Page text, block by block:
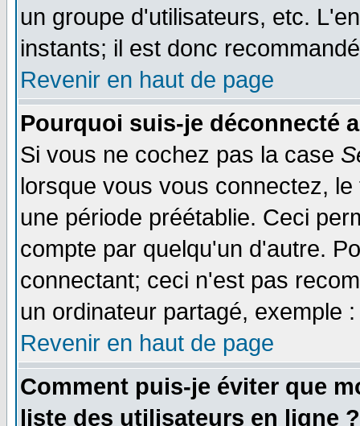
un groupe d'utilisateurs, etc.
instants; il est donc
Revenir en haut de page
Pourquoi suis-je déconnecté
Si vous ne cochez pas la case
lorsque vous vous connectez,
une période préétablie. Ceci
compte par quelqu'un d'autre.
connectant; ceci n'est pas
un ordinateur partagé, exemple
Revenir en haut de page
Comment puis-je éviter que
liste des utilisateurs en ligne ?